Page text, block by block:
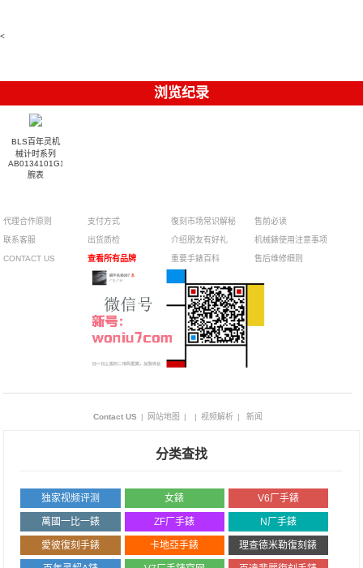
<
浏览纪录
BLS百年灵机
械计时系列
AB0134101G1S2
腕表
代理合作原则
联系客服
CONTACT US
支付方式
出货质检
查看所有品牌
復刻市场常识解秘
介绍朋友有好礼
重要手錶百科
售前必读
机械錶使用注意事项
售后维修细则
Contact US | 网站地图 | | 视频解析 | 新闻
分类查找
独家视频评测 女錶 V6厂手錶
萬國一比一錶 ZF厂手錶 N厂手錶
愛彼復刻手錶 卡地亞手錶 理查德米勒復刻錶